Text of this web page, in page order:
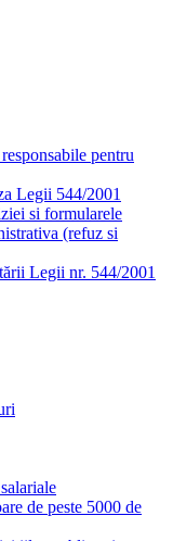
pentru
Legii 544/2001
si formularele
(refuz si
Legii nr. 544/2001
de peste 5000 de